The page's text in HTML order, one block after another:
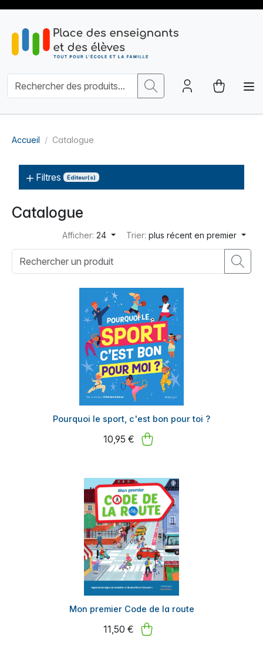
Accueil Catalogue
Filtres Éditeur(s)
Catalogue
Afficher:24 Trier:plus récent en premier
Pourquoi le sport, c'est bon pour toi ?
10,95 €
Mon premier Code de la route
11,50 €